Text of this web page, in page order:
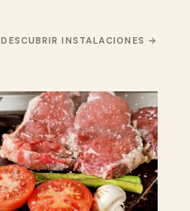
DESCUBRIR INSTALACIONES